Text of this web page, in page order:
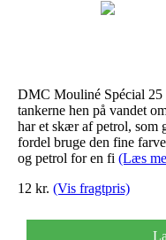
DMC Mouliné Spécial
tankerne hen på vandet
har et skær af petrol, som
fordel bruge den fine
og petrol for en fi (Læs
12 kr. (Vis fragtpris)